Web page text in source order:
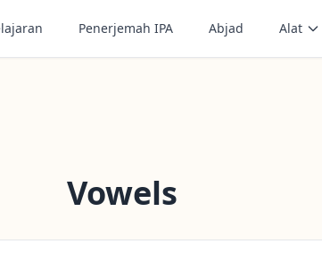
Penerjemah IPA Abjad Alat
Vowels